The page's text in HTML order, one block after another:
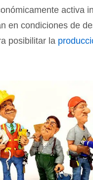
activa
en condiciones de
posibilitar la